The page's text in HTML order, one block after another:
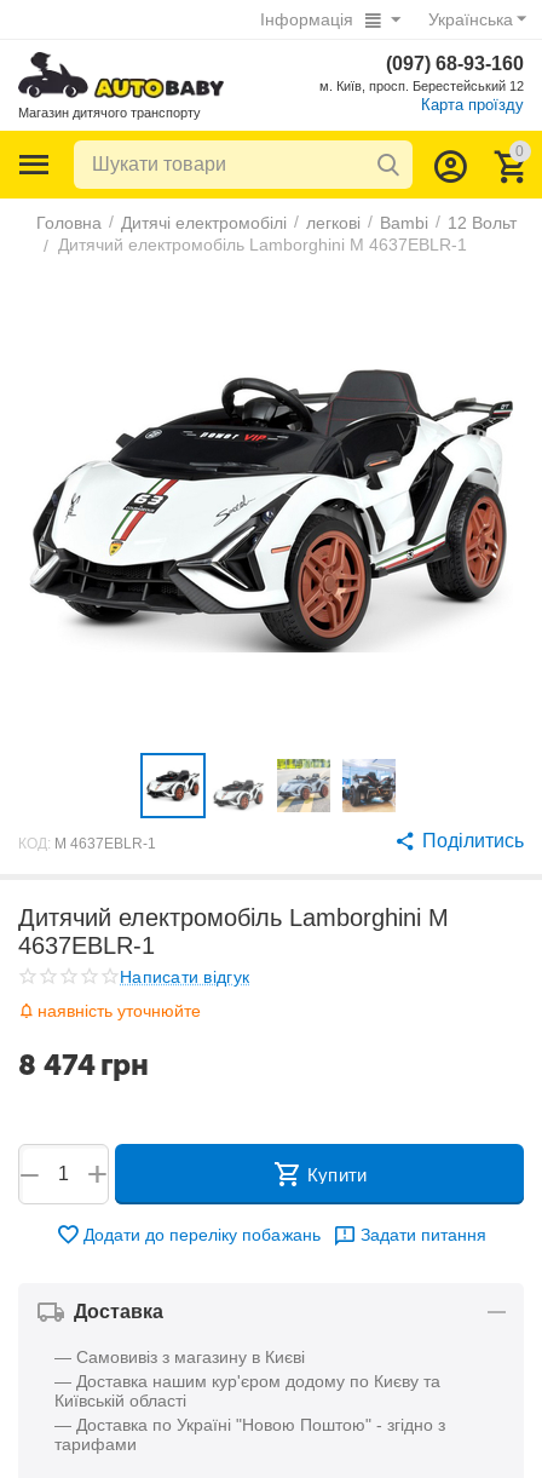
Українська
Інформація
Магазин дитячого транспорту
(097) 68-93-160
м. Київ, просп. Берестейський 12
Карта проїзду
0
Головна / Дитячі електромобілі / легкові / Bambi / 12 Вольт
/ Дитячий електромобіль Lamborghini M 4637EBLR-1
КОД: M 4637EBLR-1 Поділитись
Дитячий електромобіль Lamborghini M
4637EBLR-1
Написати відгук
наявність уточнюйте
8 474грн
+
− Купити
Додати до переліку побажань Задати питання
Доставка
— Самовивіз з магазину в Києві
— Доставка нашим кур'єром додому по Києву та
Київській області
— Доставка по Україні "Новою Поштою" - згідно з
тарифами